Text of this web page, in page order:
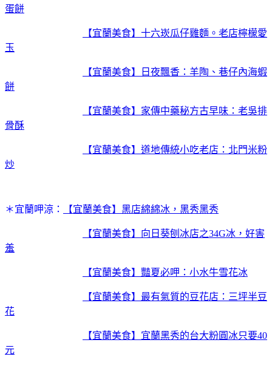
蛋餅
【宜蘭美食】十六崁瓜仔雞麵。老店檸檬愛
玉
【宜蘭美食】日夜飄香：羊陶、巷仔內海蝦
餅
【宜蘭美食】家傳中藥秘方古早味：老吳排
骨酥
【宜蘭美食】道地傳統小吃老店：北門米粉
炒
＊宜蘭呷涼： 【宜蘭美食】黑店綿綿冰，黑秀黑秀
【宜蘭美食】向日葵刨冰店之34G冰，好害
羞
【宜蘭美食】豔夏必呷：小水牛雪花冰
【宜蘭美食】最有氣質的豆花店：三坪半豆
花
【宜蘭美食】宜蘭黑秀的台大粉圓冰只要40
元